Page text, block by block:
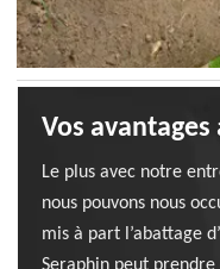
Vos
Le plus avec notre
nous pouvons nous
mis à part l’abattage